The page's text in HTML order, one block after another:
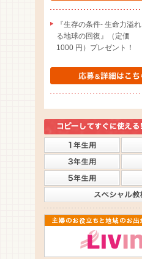
『生存の条件- 生命力溢れ
る地球の回復』（定価
1000 円）プレゼント！